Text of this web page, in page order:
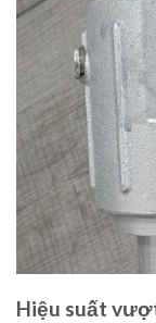
Hiệu suất